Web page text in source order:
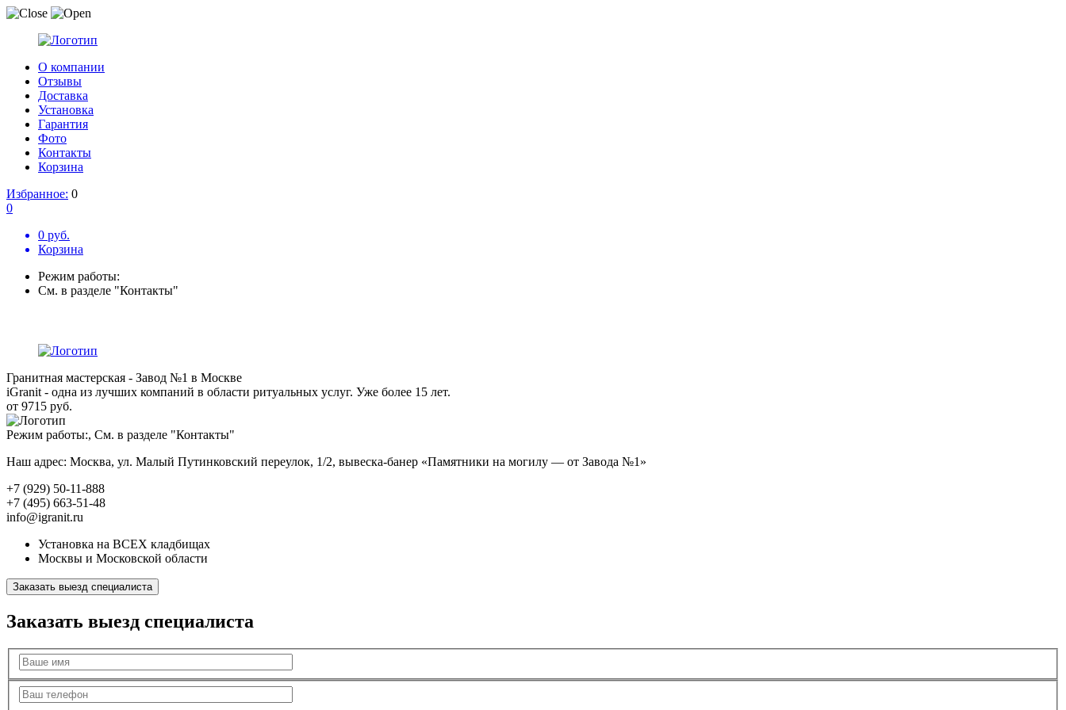
О компании
Отзывы
Доставка
Установка
Гарантия
Фото
Контакты
Корзина
Избранное: 0
0
0 руб.
Корзина
Режим работы:
См. в разделе "Контакты"
Гранитная мастерская - Завод №1 в Москве
iGranit - одна из лучших компаний в области ритуальных услуг. Уже более 15 лет.
от 9715 руб.
Режим работы:, См. в разделе "Контакты"
Наш адрес: Москва, ул. Малый Путинковский переулок, 1/2, вывеска-банер «Памятники на могилу — от Завода №1»
+7 (929) 50-11-888
+7 (495) 663-51-48
info@igranit.ru
Установка на ВСЕХ кладбищах
Москвы и Московской области
Заказать выезд специалиста
Заказать выезд специалиста